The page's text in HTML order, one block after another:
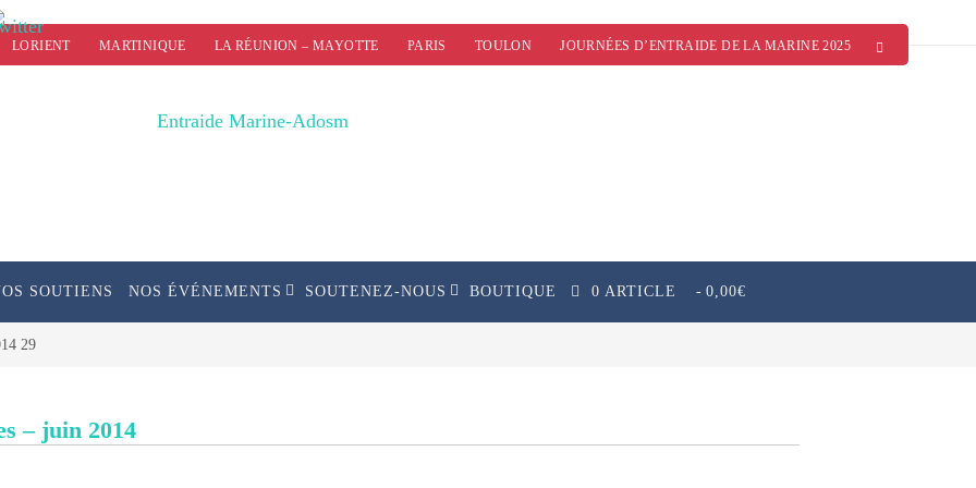
LORIENT MARTINIQUE LA RÉUNION – MAYOTTE PARIS TOULON JOURNÉES D’ENTRAIDE DE LA MARINE 2025
SOUTIENS NOS ÉVÉNEMENTS SOUTENEZ-NOUS BOUTIQUE 0 ARTICLE 0,00€
29
– juin 2014